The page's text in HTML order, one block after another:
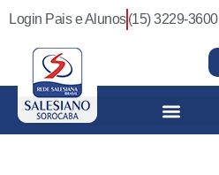
Login Pais e Alunos (15) 3229-3600